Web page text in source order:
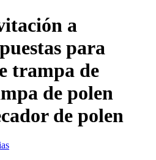
a
para
trampa de
de polen
de polen